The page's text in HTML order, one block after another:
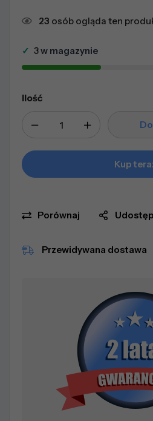
23 osób ogląda ten
✓ 3w magazynie
Ilość
Kup
Porównaj
Przewidywana dostawa